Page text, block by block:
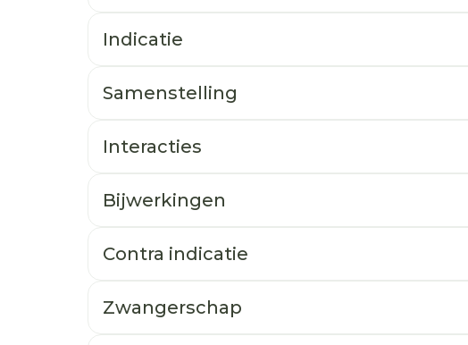
Indicatie
Samenstelling
Interacties
Bijwerkingen
Contra indicatie
Zwangerschap